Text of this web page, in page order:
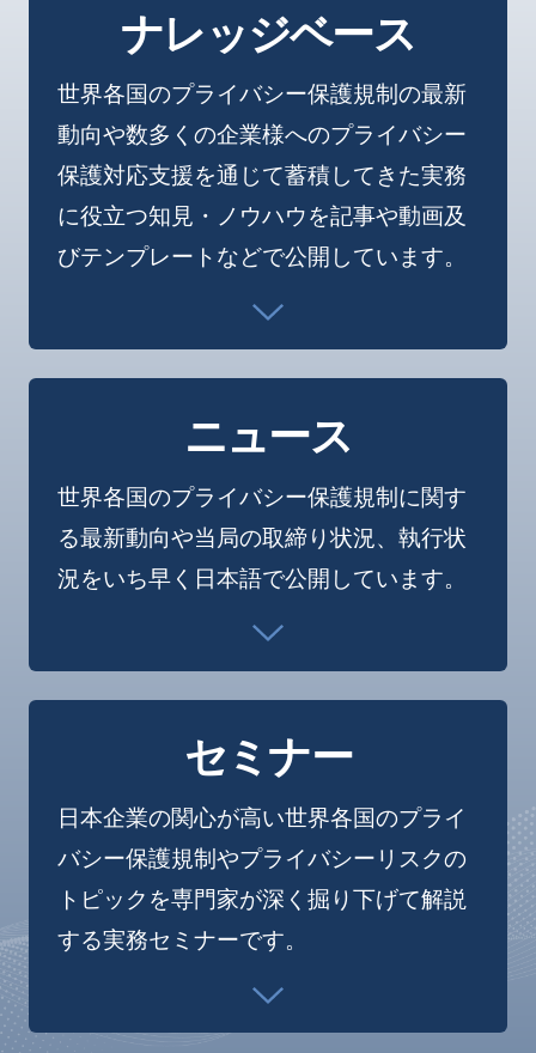
ナレッジベース
世界各国のプライバシー保護規制の最新
動向や数多くの企業様へのプライバシー
保護対応支援を通じて蓄積してきた実務
に役立つ知見・ノウハウを記事や動画及
びテンプレートなどで公開しています。
ニュース
世界各国のプライバシー保護規制に関す
る最新動向や当局の取締り状況、執行状
況をいち早く日本語で公開しています。
セミナー
日本企業の関心が高い世界各国のプライ
バシー保護規制やプライバシーリスクの
トピックを専門家が深く掘り下げて解説
する実務セミナーです。